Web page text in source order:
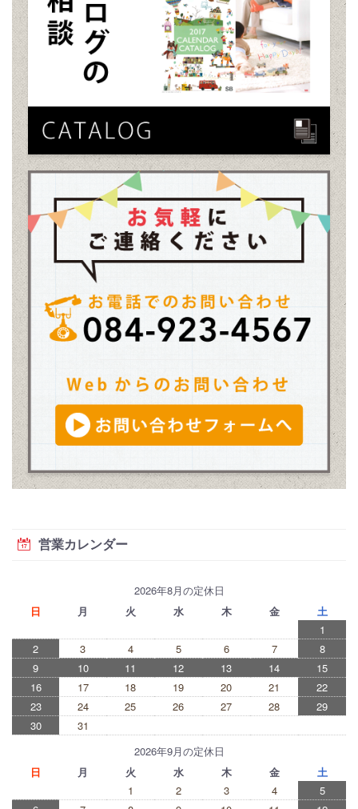
営業カレンダー
2026年8月の定休日
日
月 火 水 木 金
土
1
2
3 4 5 6 7
8
9
10 11 12 13 14
15
16
17 18 19 20 21
22
23
24 25 26 27 28
29
30
31
2026年9月の定休日
日
月 火 水 木 金
土
1
2 3 4
5